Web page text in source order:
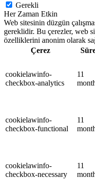
Gerekli
Her Zaman Etkin
Web sitesinin düzgün
gereklidir. Bu çerezler, web
özelliklerini anonim olarak
Çerez
cookielawinfo-
checkbox-analytics
11
cookielawinfo-
checkbox-functional
11
cookielawinfo-
checkbox-necessary
11